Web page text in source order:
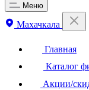
Меню
Махачкала
Главная
Каталог
Акции/